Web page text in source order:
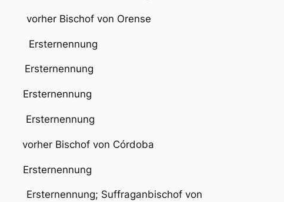
Bischof von Orense
Ersternennung
Bischof von Córdoba
Suffraganbischof von